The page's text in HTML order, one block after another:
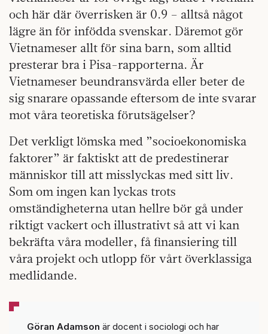
och här där överrisken är 0.9 – alltså något
lägre än för infödda svenskar. Däremot gör
Vietnameser allt för sina barn, som alltid
presterar bra i Pisa-rapporterna. Är
Vietnameser beundransvärda eller beter de
sig snarare opassande eftersom de inte svarar
mot våra teoretiska förutsägelser?
Det verkligt lömska med ”socioekonomiska
faktorer” är faktiskt att de predestinerar
människor till att misslyckas med sitt liv.
Som om ingen kan lyckas trots
omständigheterna utan hellre bör gå under
riktigt vackert och illustrativt så att vi kan
bekräfta våra modeller, få finansiering till
våra projekt och utlopp för vårt överklassiga
medlidande.
Göran Adamson är docent i sociologi och har